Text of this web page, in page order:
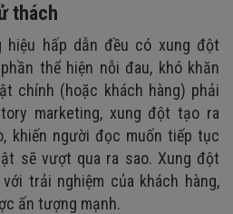
thách
hiệu hấp dẫn đều có xung đột
thể hiện nỗi đau, khó khăn
chính (hoặc khách hàng) phải
marketing, xung đột tạo ra
khiến người đọc muốn tiếp tục
sẽ vượt qua ra sao. Xung đột
trải nghiệm của khách hàng,
ấn tượng mạnh.